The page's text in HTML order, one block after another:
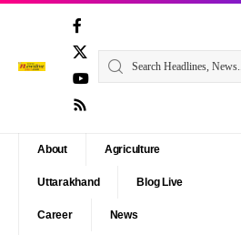
About Agriculture
Uttarakhand Blog Live
Career News